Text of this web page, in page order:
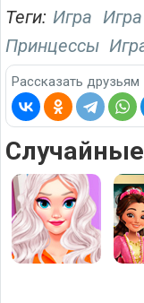
Теги: Игра
Принцессы
Рассказать друзьям